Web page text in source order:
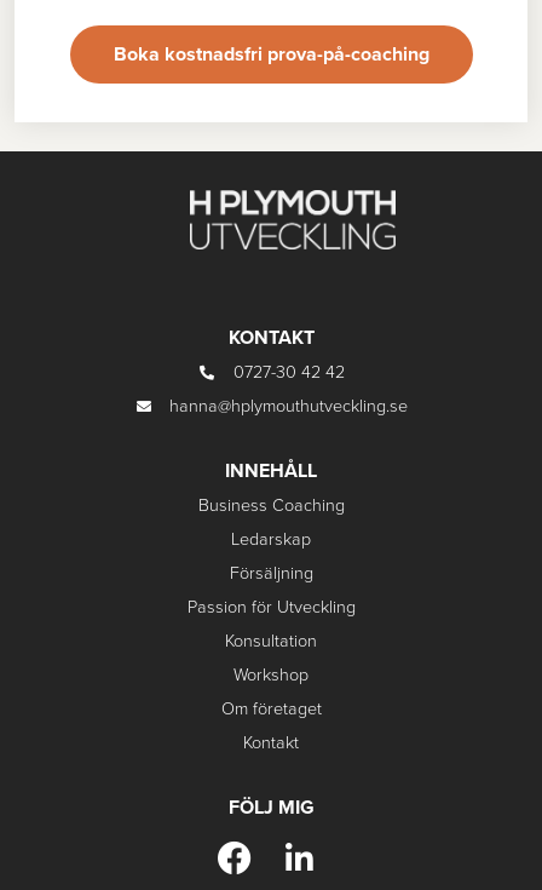
Boka kostnadsfri prova-på-coaching
KONTAKT
0727-30 42 42
hanna@hplymouthutveckling.se
INNEHÅLL
Business Coaching
Ledarskap
Försäljning
Passion för Utveckling
Konsultation
Workshop
Om företaget
Kontakt
FÖLJ MIG